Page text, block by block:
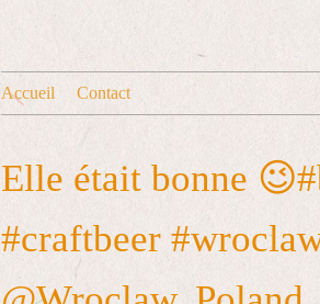
Accueil Contact
Elle était bonne
#craftbeer